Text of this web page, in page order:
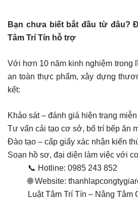
Bạn chưa biết bắt đầu từ đâu?
Tâm Trí Tín hỗ trợ
Với hơn 10 năm kinh nghiệm trong
an toàn thực phẩm, xây dựng
kết:
Khảo sát – đánh giá hiện trạng
Tư vấn cải tạo cơ sở, bố trí bếp ăn
Đào tạo – cấp giấy xác nhận kiến
Soạn hồ sơ, đại diện làm việc với
📞 Hotline: 0985 243 852
🌐 Website:
Luật Tâm Trí Tín – Nâng Tâm